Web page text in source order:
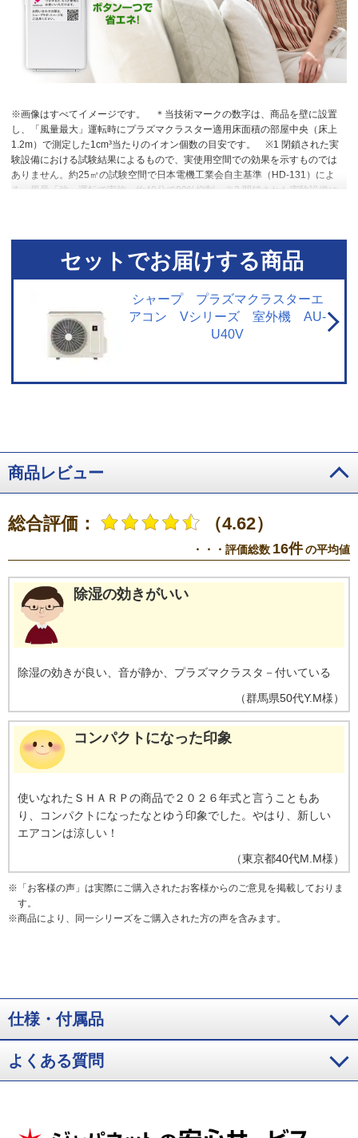
※画像はすべてイメージです。
＊当技術マークの数字は、商品を壁に設置
し、「風量最大」運転時にプラズマクラスター適用床面積の部屋中央（床上
1.2m）で測定した1cm³当たりのイオン個数の目安です。
※1 閉鎖された実
験設備における試験結果によるもので、実使用空間での効果を示すものでは
ありません。約25㎥の試験空間で日本電機工業会自主基準（HD-131）によ
る。風量「強」運転で実施。約49分で99%抑制
※2 閉鎖された実験設備に
いた実験効果でエアコンでの試験結果ではありません。
※4 閉鎖された実験
設備における試験結果によるもので、実使用空間での効果を示すものではあ
りません。試験方法：タバコのニオイ成分を染み込ませた試験片で消臭効果
を6段階臭気強度表示法にて評価。結果：約55分で気にならないレベルまで消
※5 14畳フローリング試験室で同一体感温度となる設定において運転
開始から1時間後の積算電力量を比較。外気温35℃、季節夏、日射なし、エコ
自動運転（503Wh）と通常冷房運転・設定温度26℃（820Wh）の比較。
セットでお届けする商品
シャープ プラズマクラスターエ
アコン Vシリーズ 室外機 AU-
U40V
商品レビュー
総合評価： （4.62）
・・・評価総数 16件の平均値
除湿の効きがいい
除湿の効きが良い、音が静か、プラズマクラスタ－付いている
（群馬県50代Y.M様）
コンパクトになった印象
使いなれたＳＨＡＲＰの商品で２０２６年式と言うこともあ
り、コンパクトになったなとゆう印象でした。やはり、新しい
エアコンは涼しい！
（東京都40代M.M様）
※ 「お客様の声」は実際にご購入されたお客様からのご意見を掲載しておりま
す。
※商品により、同一シリーズをご購入された方の声を含みます。
仕様・付属品
よくある質問